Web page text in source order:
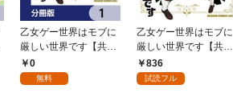
乙女ゲー世界はモブに
厳しい世界です【共和
国編】【分冊版】 1
0
無料
乙女ゲー世界はモブに
厳しい世界です【共和
国編】 ０１
836
試読フル